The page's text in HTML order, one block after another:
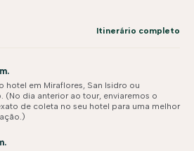
Itinerário completo
hotel em Miraflores, San Isidro ou
(No dia anterior ao tour, enviaremos o
de coleta no seu hotel para uma melhor